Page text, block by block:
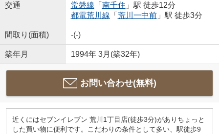
交通
常磐線 「 南千住 」駅 徒歩12分
都電荒川線 「 荒川一中前」駅 徒歩3分
間取り(面積) -(-)
築年月 1994年 3月(築32年)
お問い合わせ(無料)
近くにはセブンイレブン 荒川1丁目店(徒歩3分)がありちょっと
した買い物に便利です。こだわりの条件として多い、駅徒歩9